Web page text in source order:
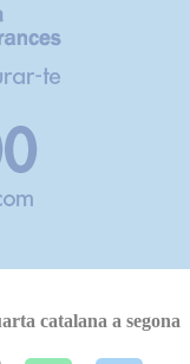
catalana a segona